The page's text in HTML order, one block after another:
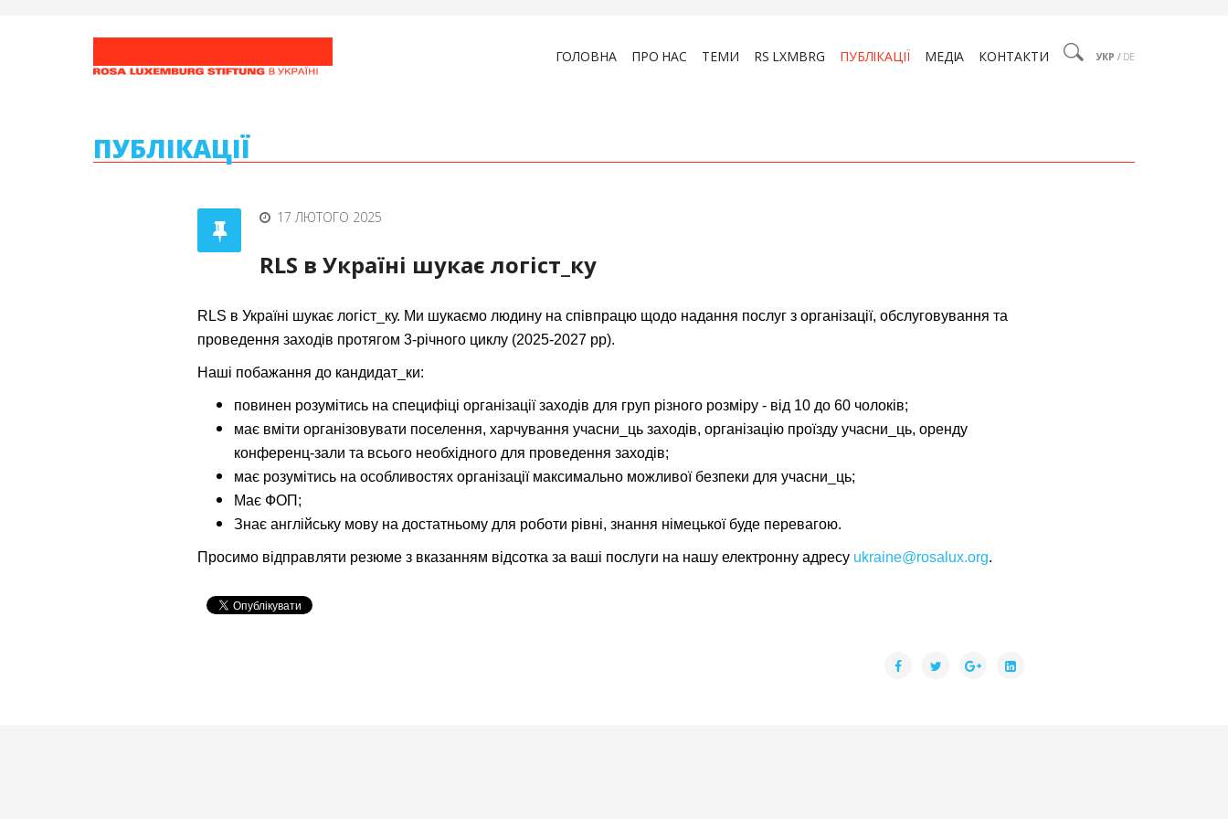
УКР / DE
ГОЛОВНА ПРО НАС ТЕМИ RS LXMBRG ПУБЛІКАЦІЇ МЕДІА КОНТАКТИ
ПУБЛІКАЦІЇ
17 ЛЮТОГО 2025
RLS в Україні шукає логіст_ку
RLS в Україні шукає логіст_ку. Ми шукаємо людину на співпрацю щодо надання послуг з організації, обслуговування та
проведення заходів протягом 3-річного циклу (2025-2027 рр).
Наші побажання до кандидат_ки:
повинен розумітись на специфіці організації заходів для груп різного розміру - від 10 до 60 чолоків;
має вміти організовувати поселення, харчування учасни_ць заходів, організацію проїзду учасни_ць, оренду
конференц-зали та всього необхідного для проведення заходів;
має розумітись на особливостях організації максимально можливої безпеки для учасни_ць;
Має ФОП;
Знає англійську мову на достатньому для роботи рівні, знання німецької буде перевагою.
Просимо відправляти резюме з вказанням відсотка за ваші послуги на нашу електронну адресу ukraine@rosalux.org.